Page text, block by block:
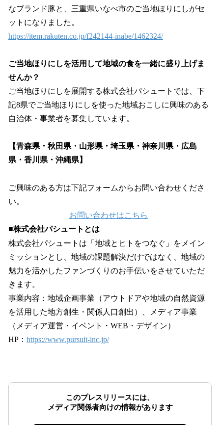
なブランド豚と、三重県いなべ市のご当地ほりにしがセ
ットになりました。
https://item.rakuten.co.jp/f242144-inabe/1462324/
ご当地ほりにしを活用して地域の食を一緒に盛り上げま
せんか？
ご当地ほりにしを展開する株式会社パシュートでは、下
記8県でご当地ほりにしを使った地域おこしに興味のある
自治体・事業者を募集しています。
【青森県・秋田県・山形県・埼玉県・神奈川県・広島
県・香川県・沖縄県】
ご興味のある方は下記フォームからお問い合わせくださ
い。
お問い合わせはこちら
■株式会社パシュートとは
株式会社パシュートは「地域とヒトをつなぐ」をメイン
ミッションとし、地域の課題解決だけではなく、地域の
魅力を活かしたファンづくりのお手伝いをさせていただ
きます。
事業内容：地域企画事業（アウトドアや地域の自然資源
を活用した地方創生・関係人口創出）、メディア事業
（メディア運営・イベント・WEB・デザイン）
HP： https://www.pursuit-inc.jp/
このプレスリリースには、
メディア関係者向けの情報があります